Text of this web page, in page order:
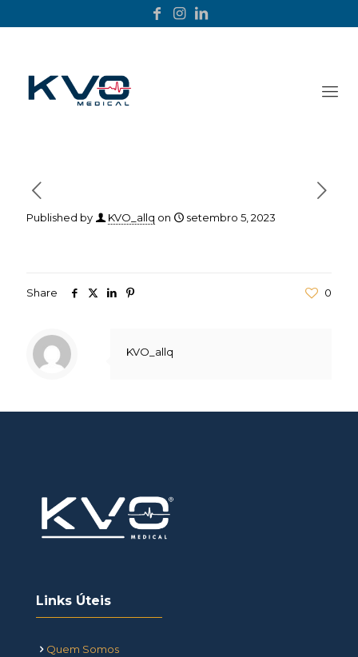
Published by KVO_allq on setembro 5, 2023
Share 0
KVO_allq
Links Úteis
Quem Somos